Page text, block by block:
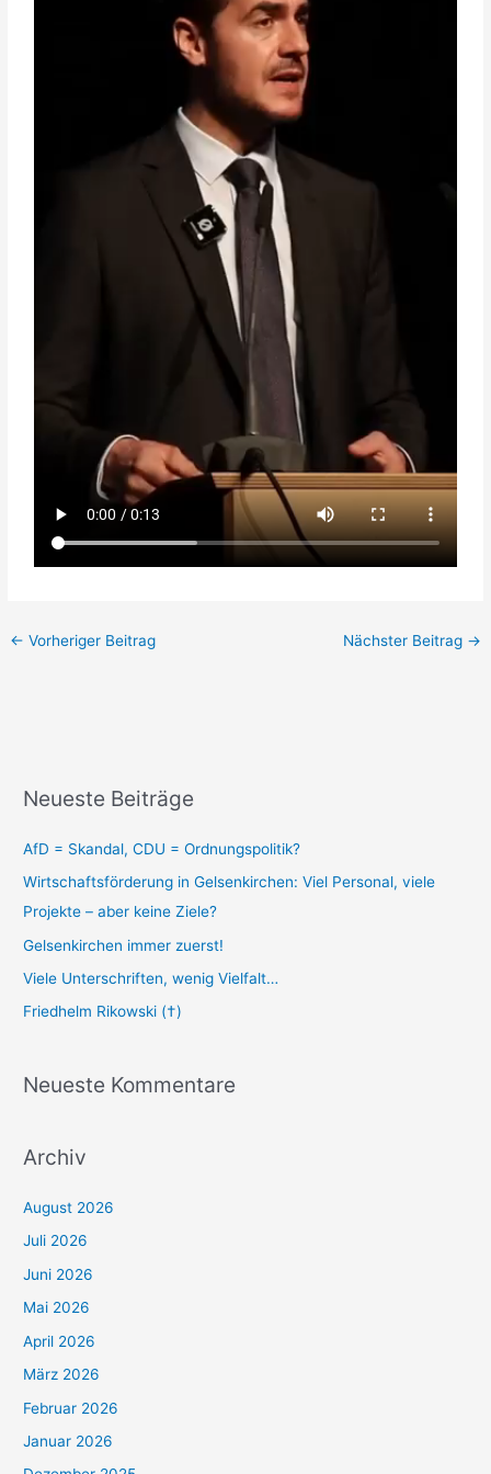
← Vorheriger Beitrag Nächster Beitrag →
Neueste Beiträge
AfD = Skandal, CDU = Ordnungspolitik?
Wirtschaftsförderung in Gelsenkirchen: Viel Personal, viele
Projekte – aber keine Ziele?
Gelsenkirchen immer zuerst!
Viele Unterschriften, wenig Vielfalt…
Friedhelm Rikowski (†)
Neueste Kommentare
Archiv
August 2026
Juli 2026
Juni 2026
Mai 2026
April 2026
März 2026
Februar 2026
Januar 2026